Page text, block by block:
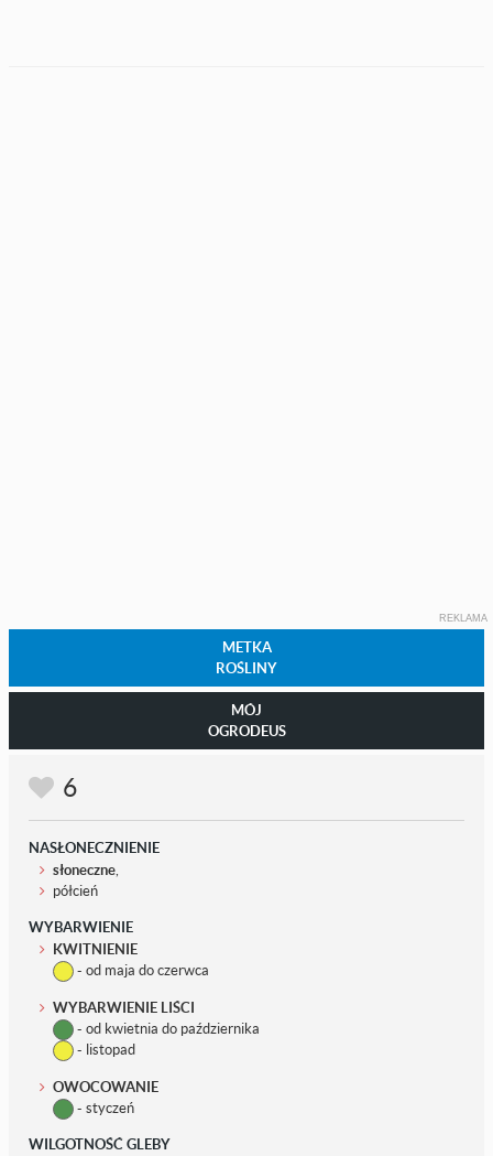
REKLAMA
METKA
ROŚLINY
MÓJ
OGRODEUS
6
NASŁONECZNIENIE
słoneczne,
półcień
WYBARWIENIE
KWITNIENIE
- od maja do czerwca
WYBARWIENIE LIŚCI
- od kwietnia do października
- listopad
OWOCOWANIE
- styczeń
WILGOTNOŚĆ GLEBY